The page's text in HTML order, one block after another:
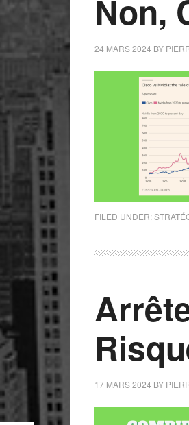
Non,
24 MARS 2024 BY
FILED UNDER:
17 MARS 2024 BY